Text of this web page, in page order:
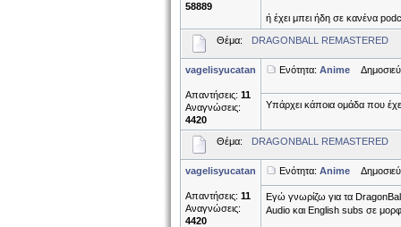
58889
ή έχει μπει ήδη σε κανένα
Θέμα: DRAGONBALL REMASTERED
vagelisyucatan
Απαντήσεις: 11
Αναγνώσεις:
4420
Ενότητα: Anime
Υπάρχει κάποια ομάδα που
Θέμα: DRAGONBALL REMASTERED
vagelisyucatan
Απαντήσεις: 11
Αναγνώσεις:
4420
Ενότητα: Anime
Εγώ γνωρίζω για τα
Audio και Εnglish subs σε